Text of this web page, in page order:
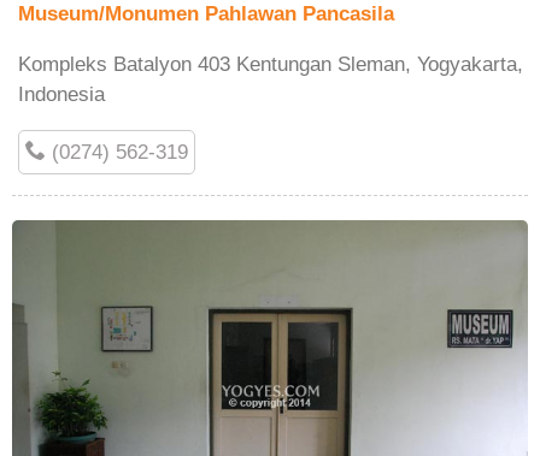
Museum/Monumen Pahlawan Pancasila
Kompleks Batalyon 403 Kentungan Sleman, Yogyakarta,
Indonesia
(0274) 562-319